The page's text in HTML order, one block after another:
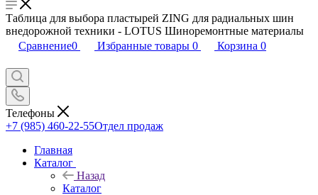
Таблица для выбора пластырей ZING для радиальных шин
внедорожной техники - LOTUS Шиноремонтные материалы
Сравнение0 Избранные товары 0 Корзина 0
Телефоны
+7 (985) 460-22-55Отдел продаж
Главная
Каталог
Назад
Каталог